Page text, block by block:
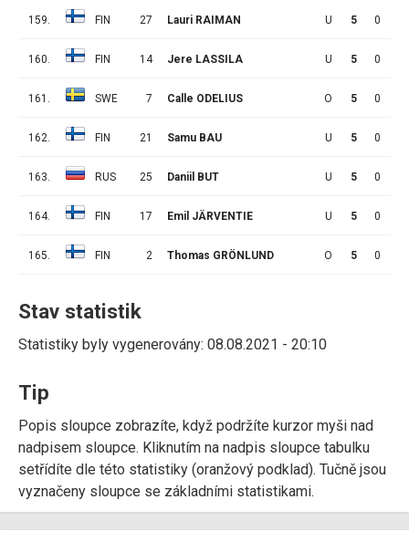
159. FIN 27 Lauri RAIMAN U 5 0
160. FIN 14 Jere LASSILA U 5 0
161. SWE 7 Calle ODELIUS O 5 0
162. FIN 21 Samu BAU U 5 0
163. RUS 25 Daniil BUT U 5 0
164. FIN 17 Emil JÄRVENTIE U 5 0
165. FIN 2 Thomas GRÖNLUND O 5 0
Stav statistik
Statistiky byly vygenerovány: 08.08.2021 - 20:10
Tip
Popis sloupce zobrazíte, když podržíte kurzor myši nad
nadpisem sloupce. Kliknutím na nadpis sloupce tabulku
setřídíte dle této statistiky (oranžový podklad). Tučně jsou
vyznačeny sloupce se základními statistikami.